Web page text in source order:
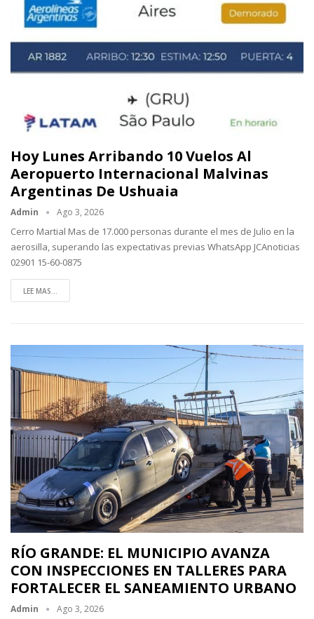
Hoy Lunes Arribando 10 Vuelos Al
Aeropuerto Internacional Malvinas
Argentinas De Ushuaia
Admin Ago 3, 2026
Cerro Martial Mas de 17.000 personas durante el mes de Julio en la
aerosilla, superando las expectativas previas WhatsApp JCAnoticias
02901 15-60-0875
LEE MAS...
RÍO GRANDE: EL MUNICIPIO AVANZA
CON INSPECCIONES EN TALLERES PARA
FORTALECER EL SANEAMIENTO URBANO
Admin Ago 3, 2026